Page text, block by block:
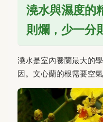
澆水與濕度的
則爛，少一分
澆水是室內養蘭最大的
因。文心蘭的根需要空氣